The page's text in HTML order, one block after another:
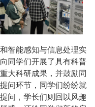
智能感知与信息处理实
同学们开展了具有科普
大科研成果，并鼓励同
问环节，同学们纷纷就
问，学长们则回以风趣